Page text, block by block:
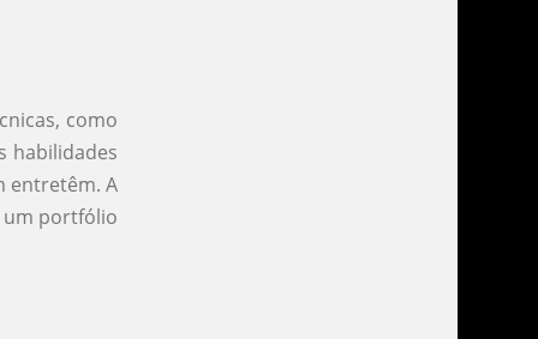
como
habilidades
entretêm. A
um portfólio